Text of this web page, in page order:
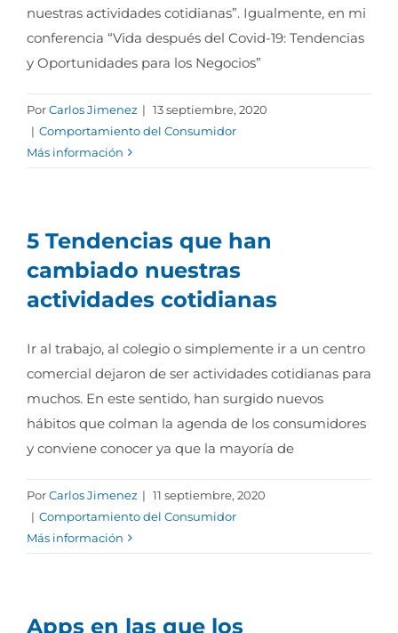
nuestras actividades cotidianas”. Igualmente, en mi
conferencia “Vida después del Covid-19: Tendencias
y Oportunidades para los Negocios”
PorCarlos Jimenez | 13 septiembre, 2020
| Comportamiento del Consumidor
Más información
5 Tendencias que han
cambiado nuestras
actividades cotidianas
Ir al trabajo, al colegio o simplemente ir a un centro
comercial dejaron de ser actividades cotidianas para
muchos. En este sentido, han surgido nuevos
hábitos que colman la agenda de los consumidores
y conviene conocer ya que la mayoría de
PorCarlos Jimenez | 11 septiembre, 2020
| Comportamiento del Consumidor
Más información
Apps en las que los